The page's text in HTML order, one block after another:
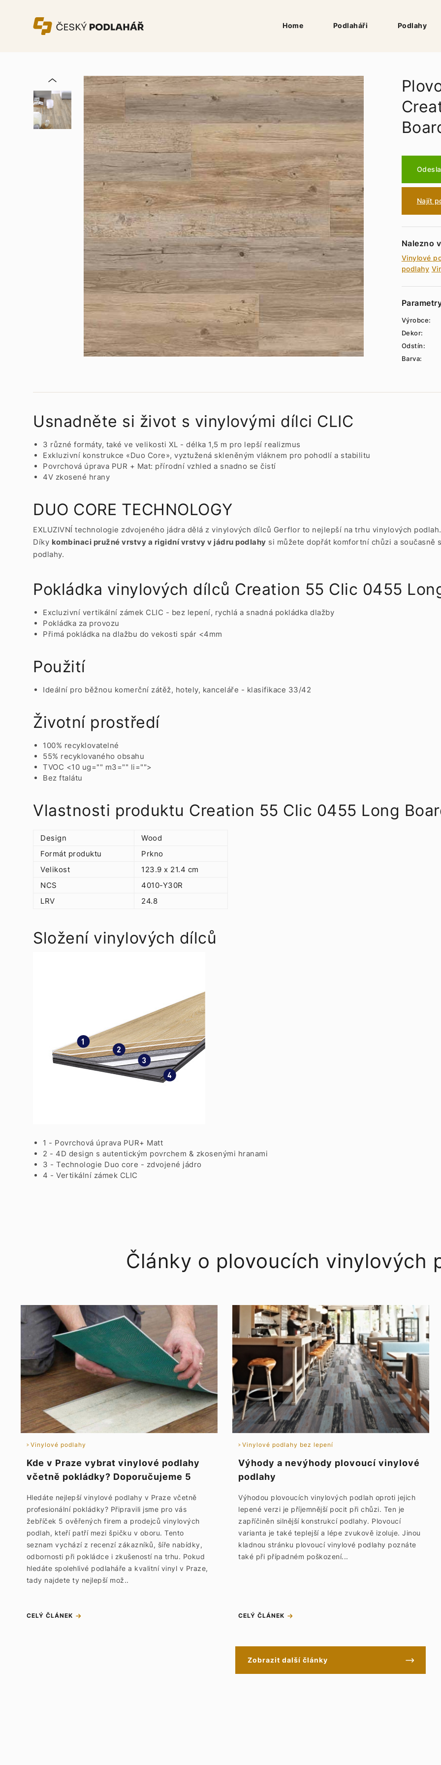
Home Podlaháři Podlahy
Najít
Nalezno
Vinylové
podlahy
Výrobce:
Dekor:
Odstín:
Barva:
Usnadněte si život s vinylovými dílci CLIC
3 různé formáty, také ve velikosti XL - délka 1,5 m pro lepší realizmus
Exkluzivní konstrukce «Duo Core», vyztužená skleněným vláknem pro pohodlí a stabilitu
Povrchová úprava PUR + Mat: přírodní vzhled a snadno se čistí
4V zkosené hrany
DUO CORE TECHNOLOGY
EXLUZIVNÍ technologie zdvojeného jádra dělá z vinylových dílců Gerflor to nejlepší na trhu vinylových podlah.
Díky kombinaci pružné vrstvy a rigidní vrstvy v jádru podlahy si můžete dopřát komfortní chůzi a
podlahy.
Pokládka vinylových dílců Creation 55 Clic 0455
Excluzivní vertikální zámek CLIC - bez lepení, rychlá a snadná pokládka dlažby
Pokládka za provozu
Přimá pokládka na dlažbu do vekosti spár <4mm
Použití
Ideální pro běžnou komerční zátěž, hotely, kanceláře - klasifikace 33/42
Životní prostředí
100% recyklovatelné
55% recyklovaného obsahu
TVOC <10 ug="" m3="" li="">
Bez ftalátu
Vlastnosti produktu Creation 55 Clic 0455 Long
Design
Wood
Formát produktu
Prkno
Velikost
123.9 x 21.4 cm
NCS
4010-Y30R
LRV
24.8
Složení vinylových dílců
1 - Povrchová úprava PUR+ Matt
2 - 4D design s autentickým povrchem & zkosenými hranami
3 - Technologie Duo core - zdvojené jádro
4 - Vertikální zámek CLIC
Články o plovoucích vinylových
Vinylové podlahy
Kde v Praze vybrat vinylové podlahy
včetně pokládky? Doporučujeme 5
Hledáte nejlepší vinylové podlahy v Praze včetně
profesionální pokládky? Připravili jsme pro vás
žebříček 5 ověřených firem a prodejců vinylových
podlah, kteří patří mezi špičku v oboru. Tento
seznam vychází z recenzí zákazníků, šíře nabídky,
odbornosti při pokládce i zkušeností na trhu. Pokud
hledáte spolehlivé podlaháře a kvalitní vinyl v Praze,
tady najdete ty nejlepší mož..
CELÝ ČLÁNEK
Vinylové podlahy bez lepení
Výhody a nevýhody plovoucí vinylové
podlahy
Výhodou plovoucích vinylových podlah oproti jejich
lepené verzi je příjemnější pocit při chůzi. Ten je
zapříčiněn silnější konstrukcí podlahy. Plovoucí
varianta je také teplejší a lépe zvukově izoluje. Jinou
kladnou stránku plovoucí vinylové podlahy poznáte
také při případném poškození...
CELÝ ČLÁNEK
Zobrazit další články